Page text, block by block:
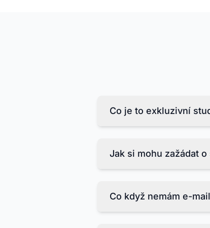
Co je to exkluzivní
Jak si mohu zažádat
Co když nemám e-